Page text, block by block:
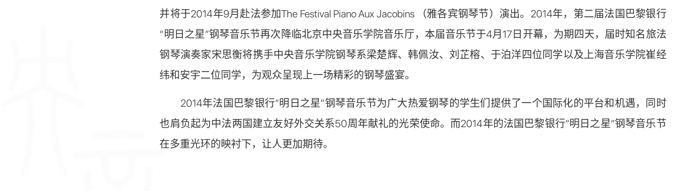
并将于2014年9月赴法参加The Festival Piano Aux Jacobins （雅各宾钢琴节）演出。2014年，第二届法国巴黎银行
“明日之星”钢琴音乐节再次降临北京中央音乐学院音乐厅，本届音乐节于4月17日开幕，为期四天，届时知名旅法
钢琴演奏家宋思衡将携手中央音乐学院钢琴系梁楚辉、韩佩汝、刘芷榕、于泊洋四位同学以及上海音乐学院崔经
纬和安宇二位同学，为观众呈现上一场精彩的钢琴盛宴。
2014年法国巴黎银行“明日之星”钢琴音乐节为广大热爱钢琴的学生们提供了一个国际化的平台和机遇，同时
也肩负起为中法两国建立友好外交关系50周年献礼的光荣使命。而2014年的法国巴黎银行“明日之星”钢琴音乐节
在多重光环的映衬下，让人更加期待。